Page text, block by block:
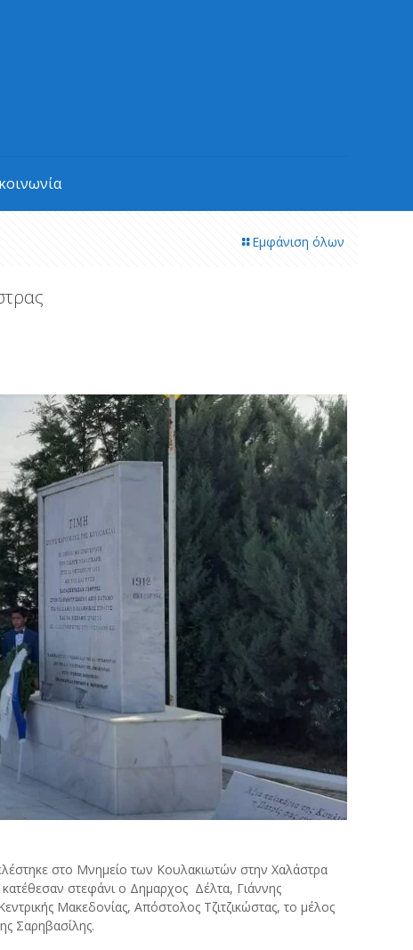
Εμφάνιση όλων
στο Μνημείο των Κουλακιωτών στην Χαλάστρα
στεφάνι ο Δημαρχος Δέλτα, Γιάννης
Μακεδονίας, Απόστολος Τζιτζικώστας, το μέλος
Σαρηβασίλης.